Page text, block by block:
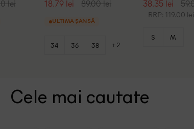
lei 18.79 lei 89.00 lei
ULTIMA ȘANSĂ
34 36 38 +2
38.35 lei
RRP: 119.00 lei
S M
Cele mai cautate